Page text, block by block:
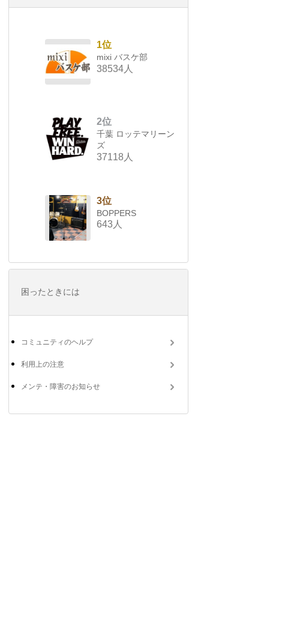
1位
mixi バスケ部
38534人
2位
千葉 ロッテマリーン
ズ
37118人
3位
BOPPERS
643人
困ったときには
コミュニティのヘルプ
利用上の注意
メンテ・障害のお知らせ